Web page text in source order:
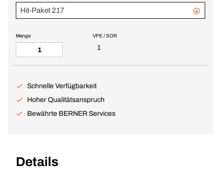
Hit-Paket 217
VPE / SOR
1
Menge
Schnelle Verfügbarkeit
Hoher Qualitätsanspruch
Bewährte BERNER Services
Details